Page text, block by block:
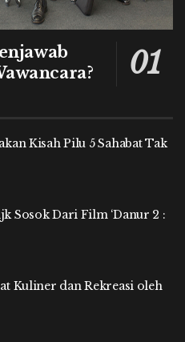
Kisah Pilu 5 Sahabat Tak
Sosok Dari Film ‘Danur 2 :
Kuliner dan Rekreasi oleh